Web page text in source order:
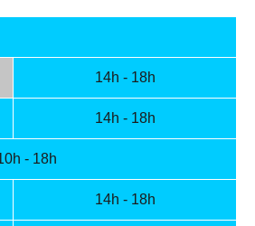
14h - 18h
14h - 18h
- 18h
14h - 18h